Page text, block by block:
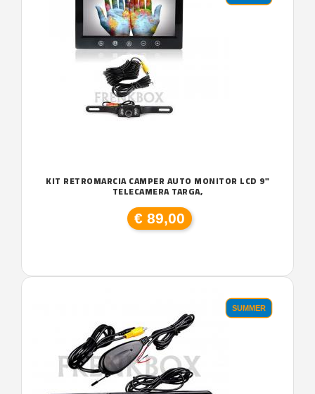
KIT RETROMARCIA CAMPER AUTO MONITOR LCD 9"
TELECAMERA TARGA,
€ 89,00
SUMMER